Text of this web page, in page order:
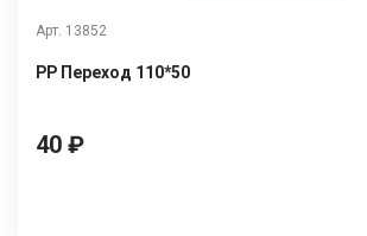
Арт. 13852
РР Переход 110*50
40 ₽